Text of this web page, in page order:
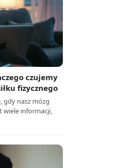
czujemy
fizycznego
gdy nasz mózg
wiele informacji,